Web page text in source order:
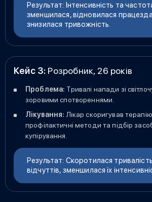
Результат: Інтенсивність та
зменшилася, відновилася
знизилася тривожність.
Кейс 3: Розробник, 26 років
Проблема: Тривалі напади зі
зоровими спотвореннями.
Лікування: Лікар скоригував
профілактичні методи та підбір
купірування.
Результат: Скоротилася
відчуттів, зменшилася їх